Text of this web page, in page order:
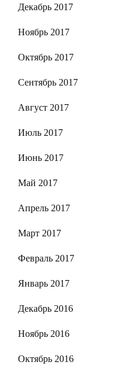
Декабрь 2017
Ноябрь 2017
Октябрь 2017
Сентябрь 2017
Август 2017
Июль 2017
Июнь 2017
Май 2017
Апрель 2017
Март 2017
Февраль 2017
Январь 2017
Декабрь 2016
Ноябрь 2016
Октябрь 2016